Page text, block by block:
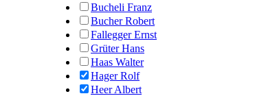
Bucheli Franz
Bucher Robert
Fallegger Ernst
Grüter Hans
Haas Walter
Hager Rolf
Heer Albert